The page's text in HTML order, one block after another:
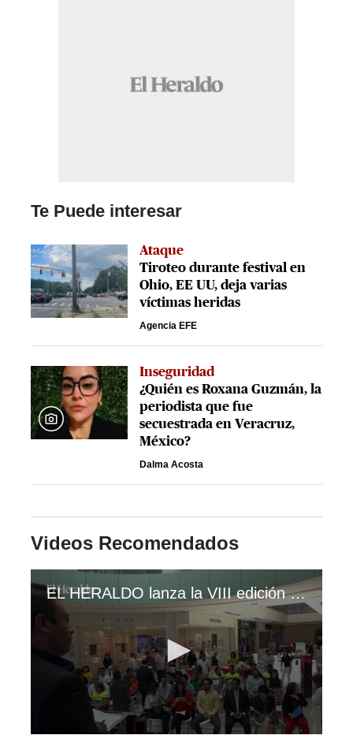
Te Puede interesar
Ataque
Tiroteo durante festival en
Ohio, EE UU, deja varias
víctimas heridas
Agencia EFE
Inseguridad
¿Quién es Roxana Guzmán, la
periodista que fue
secuestrada en Veracruz,
México?
Dalma Acosta
Videos Recomendados
EL HERALDO lanza la VIII edición de la Vuelta Ciclística